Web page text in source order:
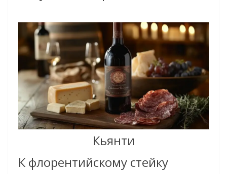
Кьянти
К флорентийскому стейку